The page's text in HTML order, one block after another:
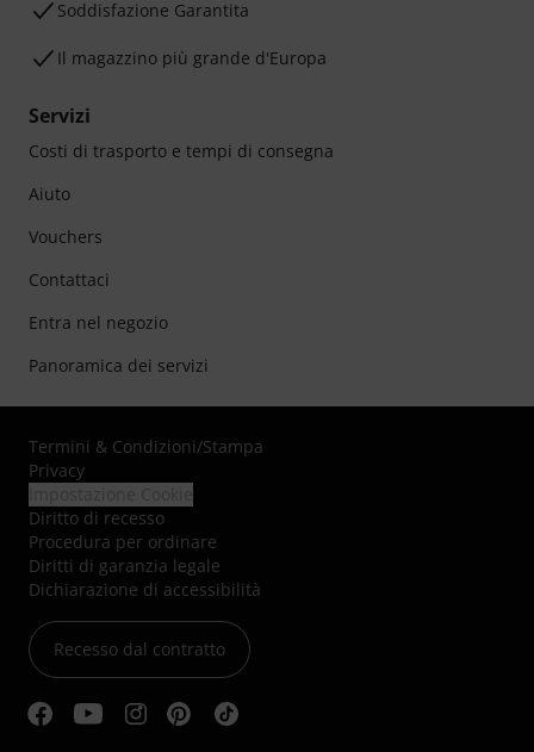
Soddisfazione Garantita
Il magazzino più grande d'Europa
Servizi
Costi di trasporto e tempi di consegna
Aiuto
Vouchers
Contattaci
Entra nel negozio
Panoramica dei servizi
Termini & Condizioni/Stampa
Privacy
Diritto di recesso
Procedura per ordinare
Diritti di garanzia legale
Dichiarazione di accessibilità
Recesso dal contratto